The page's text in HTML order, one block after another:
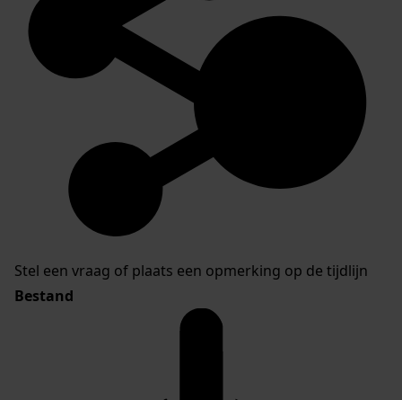
Stel een vraag of plaats een opmerking op de tijdlijn
Bestand